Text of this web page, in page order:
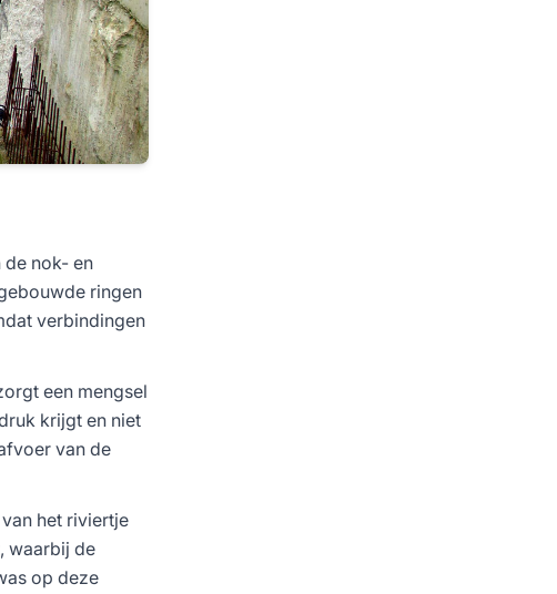
de nok- en
ringen
verbindingen
een mengsel
krijgt en niet
van de
het riviertje
waarbij de
op deze